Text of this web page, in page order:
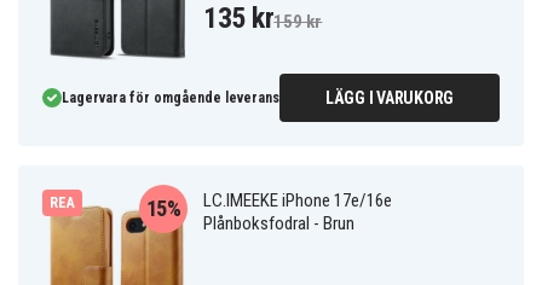
135 kr159 kr
Lagervara för omgående leverans LÄGG I VARUKORG
REA
LC.IMEEKE iPhone 17e/16e
Plånboksfodral - Brun
15%